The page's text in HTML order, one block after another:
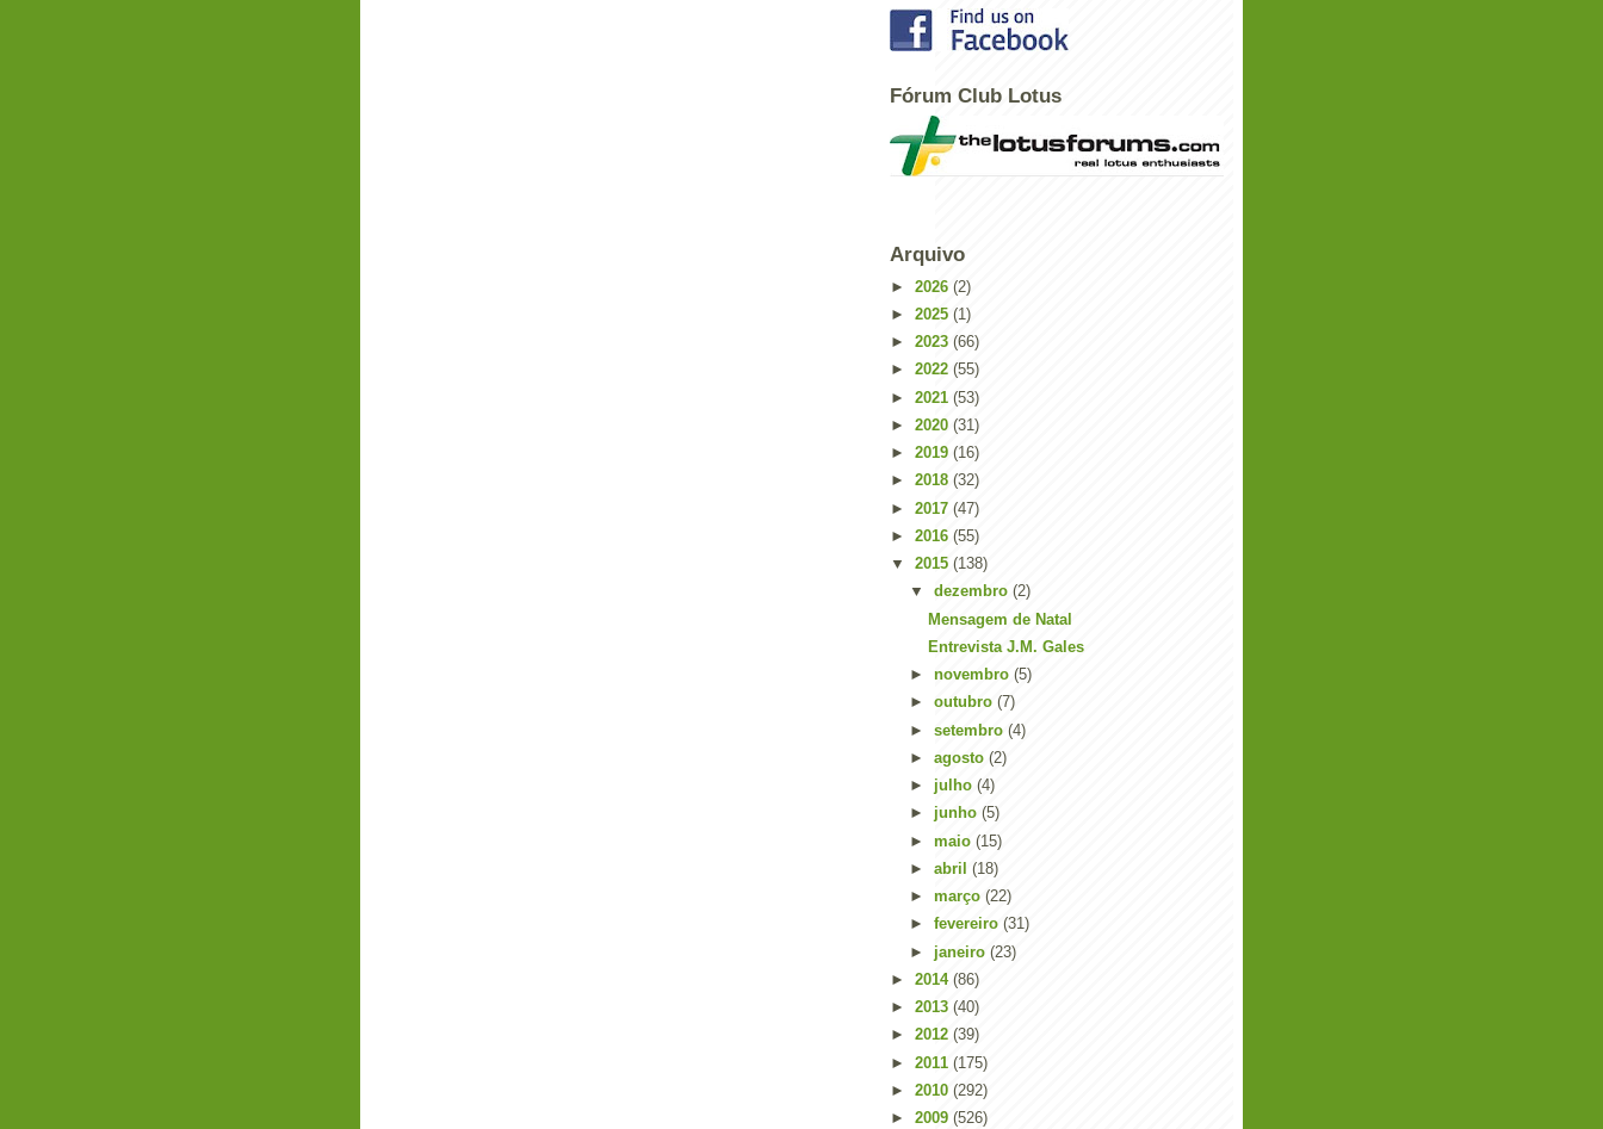
Fórum Club Lotus
Arquivo
► 2026 (2)
► 2025 (1)
► 2023 (66)
► 2022 (55)
► 2021 (53)
► 2020 (31)
► 2019 (16)
► 2018 (32)
► 2017 (47)
► 2016 (55)
▼ 2015 (138)
▼ dezembro (2)
Mensagem de Natal
Entrevista J.M. Gales
► novembro (5)
► outubro (7)
► setembro (4)
► agosto (2)
► julho (4)
► junho (5)
► maio (15)
► abril (18)
► março (22)
► fevereiro (31)
► janeiro (23)
► 2014 (86)
► 2013 (40)
► 2012 (39)
► 2011 (175)
► 2010 (292)
► 2009 (526)